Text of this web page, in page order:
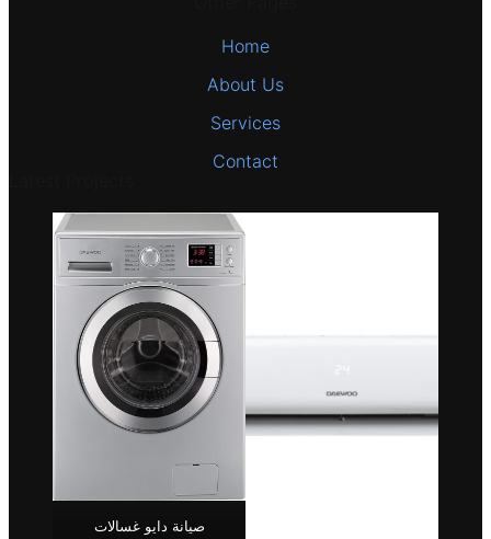
Home
About Us
Services
Contact
صيانة دايو غسالات